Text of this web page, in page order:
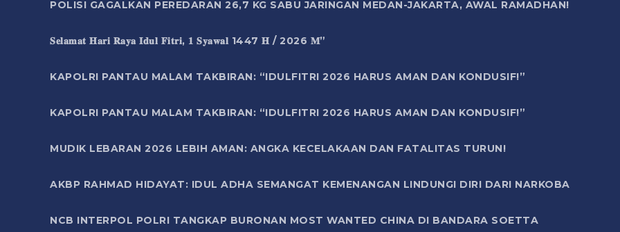
POLISI GAGALKAN PEREDARAN 26,7 KG SABU JARINGAN MEDAN-JAKARTA, AWAL RAMADHAN!
𝐒𝐞𝐥𝐚𝐦𝐚𝐭 𝐇𝐚𝐫𝐢 𝐑𝐚𝐲𝐚 𝐈𝐝𝐮𝐥 𝐅𝐢𝐭𝐫𝐢, 𝟏 𝐒𝐲𝐚𝐰𝐚𝐥 1447 𝐇 / 2026 𝐌”
KAPOLRI PANTAU MALAM TAKBIRAN: “IDULFITRI 2026 HARUS AMAN DAN KONDUSIF!”
KAPOLRI PANTAU MALAM TAKBIRAN: “IDULFITRI 2026 HARUS AMAN DAN KONDUSIF!”
MUDIK LEBARAN 2026 LEBIH AMAN: ANGKA KECELAKAAN DAN FATALITAS TURUN!
AKBP RAHMAD HIDAYAT: IDUL ADHA SEMANGAT KEMENANGAN LINDUNGI DIRI DARI NARKOBA
NCB INTERPOL POLRI TANGKAP BURONAN MOST WANTED CHINA DI BANDARA SOETTA